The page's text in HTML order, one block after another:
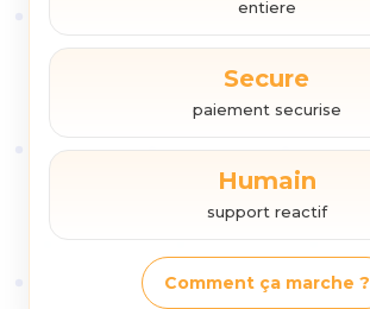
entiere
Secure
paiement securise
Humain
support reactif
Comment ça marche ?